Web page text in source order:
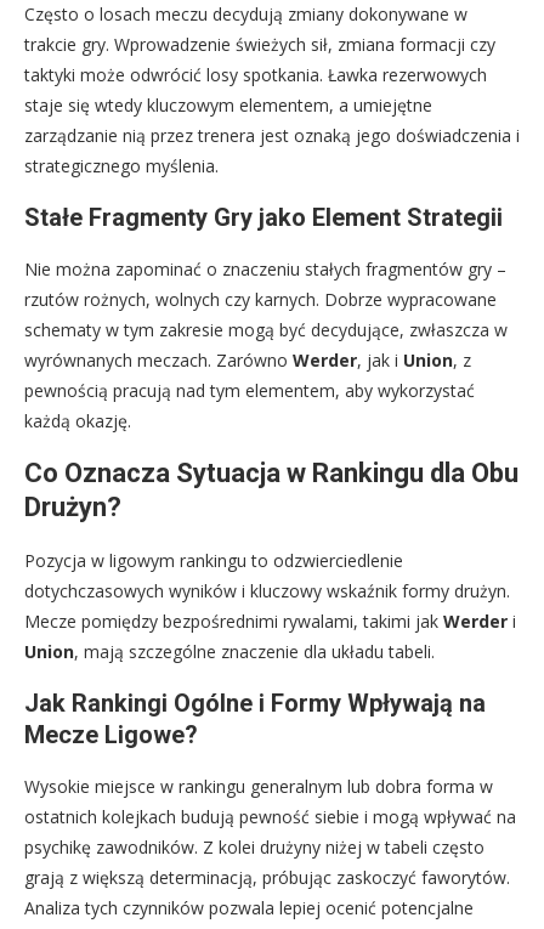
Często o losach meczu decydują zmiany dokonywane w
trakcie gry. Wprowadzenie świeżych sił, zmiana formacji czy
taktyki może odwrócić losy spotkania. Ławka rezerwowych
staje się wtedy kluczowym elementem, a umiejętne
zarządzanie nią przez trenera jest oznaką jego doświadczenia i
strategicznego myślenia.
Stałe Fragmenty Gry jako Element Strategii
Nie można zapominać o znaczeniu stałych fragmentów gry –
rzutów rożnych, wolnych czy karnych. Dobrze wypracowane
schematy w tym zakresie mogą być decydujące, zwłaszcza w
wyrównanych meczach. Zarówno Werder, jak i Union, z
pewnością pracują nad tym elementem, aby wykorzystać
każdą okazję.
Co Oznacza Sytuacja w Rankingu dla Obu
Drużyn?
Pozycja w ligowym rankingu to odzwierciedlenie
dotychczasowych wyników i kluczowy wskaźnik formy drużyn.
Mecze pomiędzy bezpośrednimi rywalami, takimi jak Werder i
Union, mają szczególne znaczenie dla układu tabeli.
Jak Rankingi Ogólne i Formy Wpływają na
Mecze Ligowe?
Wysokie miejsce w rankingu generalnym lub dobra forma w
ostatnich kolejkach budują pewność siebie i mogą wpływać na
psychikę zawodników. Z kolei drużyny niżej w tabeli często
grają z większą determinacją, próbując zaskoczyć faworytów.
Analiza tych czynników pozwala lepiej ocenić potencjalne